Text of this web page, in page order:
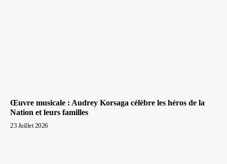
Œuvre musicale : Audrey Korsaga célèbre les héros de la
Nation et leurs familles
23 Juillet 2026